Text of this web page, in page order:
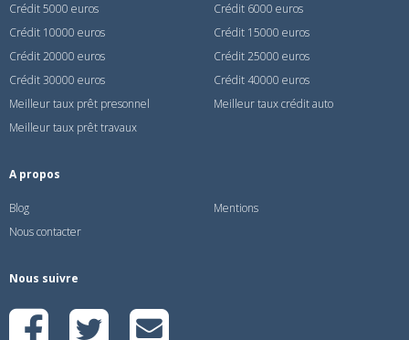
Crédit 5000 euros
Crédit 6000 euros
Crédit 10000 euros
Crédit 15000 euros
Crédit 20000 euros
Crédit 25000 euros
Crédit 30000 euros
Crédit 40000 euros
Meilleur taux prêt presonnel
Meilleur taux crédit auto
Meilleur taux prêt travaux
A propos
Blog
Mentions
Nous contacter
Nous suivre